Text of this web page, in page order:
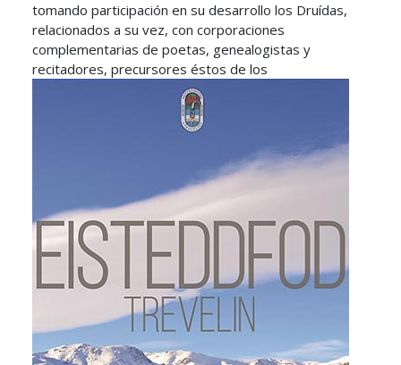
tomando participación en su desarrollo los Druídas,
relacionados a su vez, con corporaciones
complementarias de poetas, genealogistas y
recitadores, precursores éstos de los